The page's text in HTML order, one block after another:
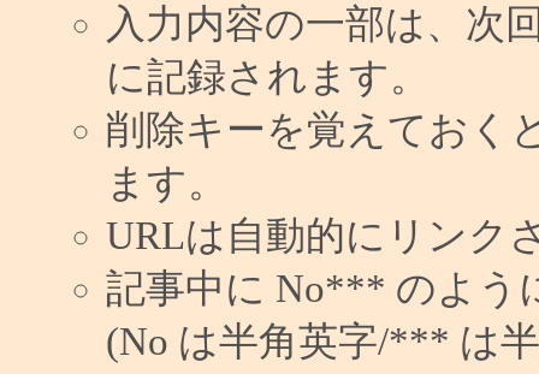
入力内容の一部は、次
に記録されます。
削除キーを覚えておく
ます。
URLは自動的にリンク
記事中に No*** のよう
(No は半角英字/*** は